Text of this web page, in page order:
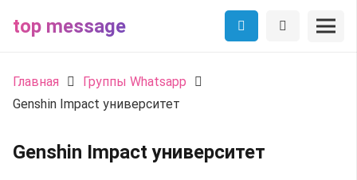
top message
Главная
Группы Whatsapp
Genshin Impact университет
Genshin Impact университет